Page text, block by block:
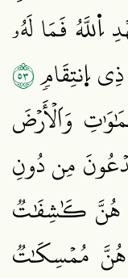
اِ۬للَّهُ فَمَا لَهُۥ
اِ۪نتِقَامٖ٣٥
وَاَلۡأَرۡضَ
مِن دُونِ
هَلۡ هُنَّ كَٰشِفَٰتٞ
هُنَّ مُمۡسِكَٰتٞ